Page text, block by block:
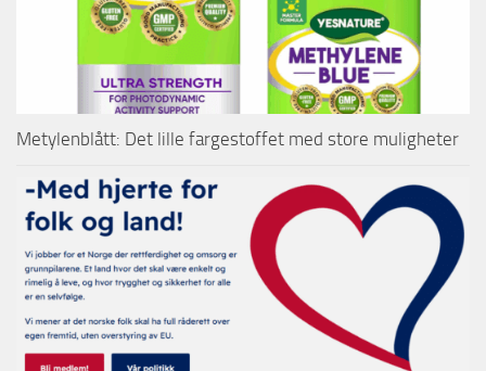
Metylenblått: Det lille fargestoffet med store muligheter